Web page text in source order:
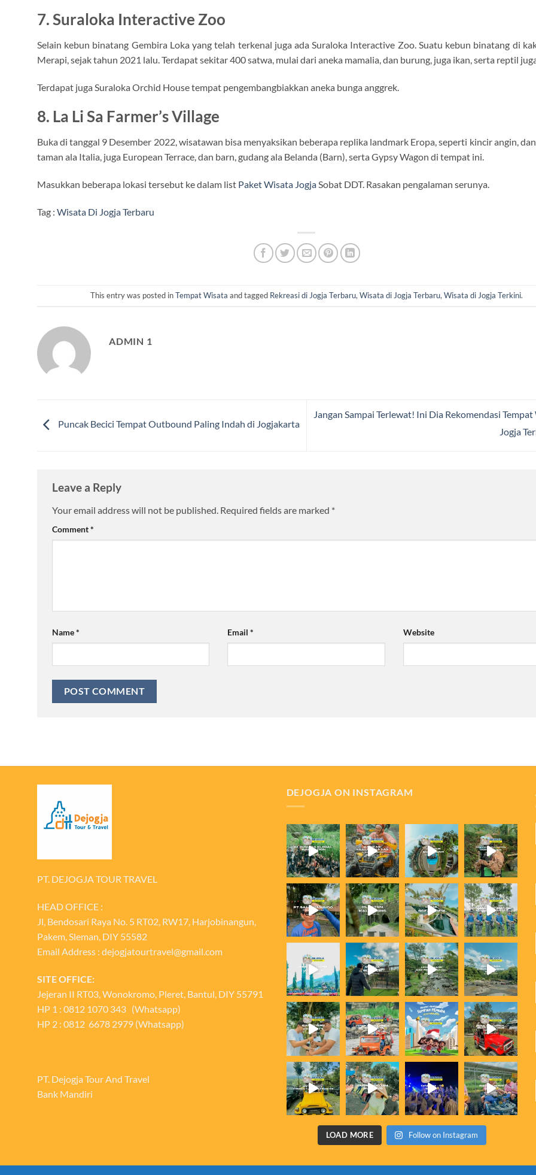
7. Suraloka Interactive Zoo
Selain kebun binatang Gembira Loka yang telah terkenal juga ada Suraloka Interactive Zoo. Suatu kebun binatang di
Merapi, sejak tahun 2021 lalu. Terdapat sekitar 400 satwa, mulai dari aneka mamalia, dan burung, juga ikan, serta reptil
Terdapat juga Suraloka Orchid House tempat pengembangbiakkan aneka bunga anggrek.
8. La Li Sa Farmer’s Village
Buka di tanggal 9 Desember 2022, wisatawan bisa menyaksikan beberapa replika landmark Eropa, seperti kincir angin,
taman ala Italia, juga European Terrace, dan barn, gudang ala Belanda (Barn), serta Gypsy Wagon di tempat ini.
Masukkan beberapa lokasi tersebut ke dalam list Paket Wisata JogjaSobat DDT. Rasakan pengalaman serunya.
Tag : Wisata Di Jogja Terbaru
This entry was posted inTempat Wisata and tagged Rekreasi di Jogja Terbaru, Wisata di Jogja Terbaru, Wisata di Jogja Terkini.
ADMIN 1
Puncak Becici Tempat Outbound Paling Indah di Jogjakarta
Jangan Sampai Terlewat! Ini Dia Rekomendasi
Jogja
Leave a Reply
Your email address will not be published. Required fields are marked *
Comment*
Name* Email* Website
PT. DEJOGJA TOUR TRAVEL
HEAD OFFICE :
Jl, Bendosari Raya No. 5 RT02, RW17, Harjobinangun,
Pakem, Sleman, DIY 55582
Email Address : dejogjatourtravel@gmail.com
SITE OFFICE:
Jejeran II RT03, Wonokromo, Pleret, Bantul, DIY 55791
HP 1 : 0812 1070 343 (Whatsapp)
HP 2 : 0812 6678 2979 (Whatsapp)
PT. Dejogja Tour And Travel
Bank Mandiri
DEJOGJA ON INSTAGRAM
LOAD MORE Follow on Instagram